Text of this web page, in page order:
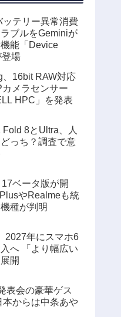
ッテリー異常消費
ブルをGeminiが
能「Device
登場
、16bit RAW対応
メラセンサー
HPC」を発表
Fold 8とUltra、人
っち？調査で意
ベータ版が開
やRealmeも統
種が判明
2027年にスマホ6
へ 「より幅広い
開
表会の豪華ゲス
本からは中条あや